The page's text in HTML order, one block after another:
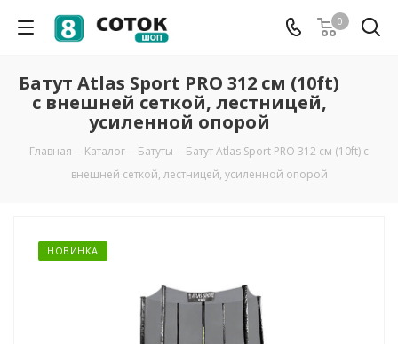
0
Батут Atlas Sport PRO 312 см (10ft)
с внешней сеткой, лестницей,
усиленной опорой
Главная - Каталог - Батуты - Батут Atlas Sport PRO 312 см (10ft) с
внешней сеткой, лестницей, усиленной опорой
НОВИНКА